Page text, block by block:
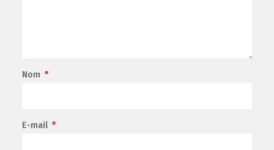
Nom *
E-mail *